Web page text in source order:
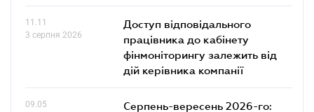
11.11
3 серпня 2026
Доступ відповідального
працівника до кабінету
фінмоніторингу залежить від
дій керівника компанії
09.05
Серпень-вересень 2026-го: